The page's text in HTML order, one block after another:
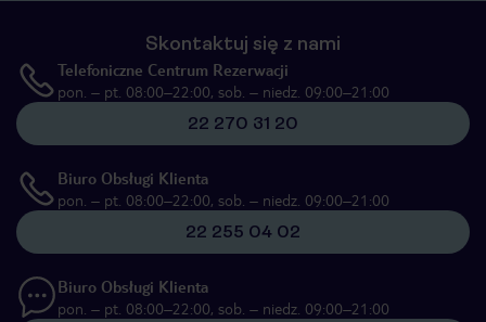
Skontaktuj się z nami
Telefoniczne Centrum Rezerwacji
pon. – pt. 08:00–22:00, sob. – niedz. 09:00–21:00
22 270 31 20
Biuro Obsługi Klienta
pon. – pt. 08:00–22:00, sob. – niedz. 09:00–21:00
22 255 04 02
Biuro Obsługi Klienta
pon. – pt. 08:00–22:00, sob. – niedz. 09:00–21:00